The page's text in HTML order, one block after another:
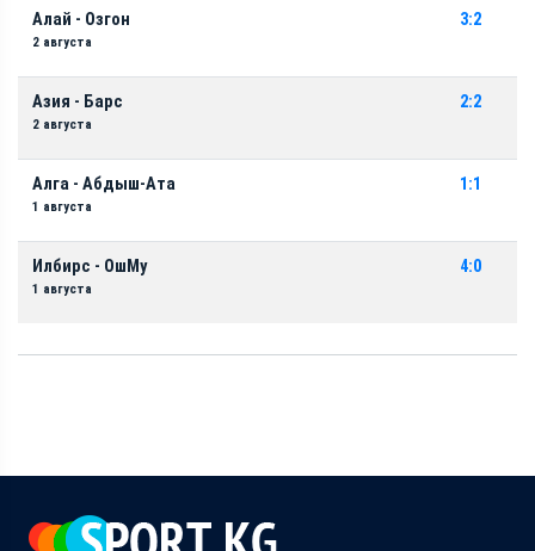
Алай - Озгон
2 августа
3:2
Азия - Барс
2 августа
2:2
Алга - Абдыш-Ата
1 августа
1:1
Илбирс - ОшМу
1 августа
4:0